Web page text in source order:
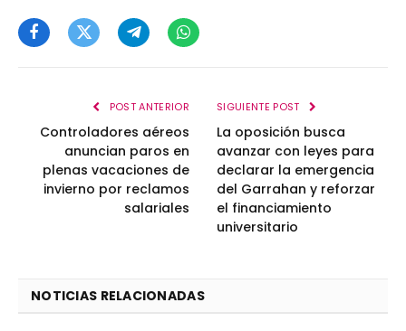
FacebookTwitterTelegramWhatsApp
POST ANTERIOR
Controladores aéreos
anuncian paros en
plenas vacaciones de
invierno por reclamos
salariales
SIGUIENTE POST
La oposición busca
avanzar con leyes para
declarar la emergencia
del Garrahan y reforzar
el financiamiento
universitario
NOTICIAS RELACIONADAS